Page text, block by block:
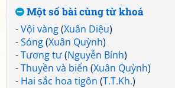
Một số bài cùng từ khoá
-Vội vàng(Xuân Diệu)
-Sóng(Xuân Quỳnh)
-Tương tư(Nguyễn Bính)
-Thuyền và biển (Xuân Quỳnh)
- Hai sắc hoa tigôn (T.T.Kh.)